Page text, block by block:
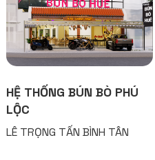
HỆ THỐNG BÚN BÒ PHÚ
LỘC
LÊ TRỌNG TẤN BÌNH TÂN